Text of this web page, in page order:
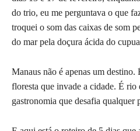
do trio, eu me perguntava o que
troquei o som das caixas de som
do mar pela doçura ácida do
Manaus não é apenas um
floresta que invade a cidade. É rio
gastronomia que desafia qualquer